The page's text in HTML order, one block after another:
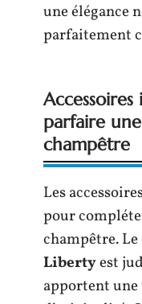
une élégance
parfaitement
parfaire
champêtre
Les
pour
champêtre.
Libertyest
apportent